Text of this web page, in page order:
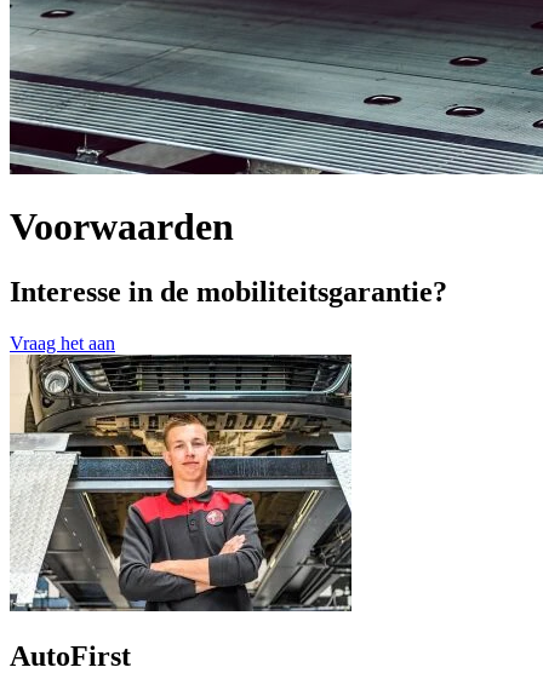
Voorwaarden
Interesse in de mobiliteitsgarantie?
Vraag het aan
AutoFirst